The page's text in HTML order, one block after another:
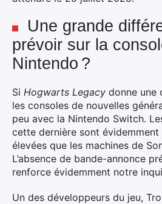
Une grande
prévoir sur la
Nintendo ?
Si Hogwarts Legacy donne une
les consoles de nouvelles
peu avec la Nintendo Switch.
cette dernière sont évidemment
élevées que les machines de
L’absence de bande-annonce
renforce évidemment notre
Un des développeurs du jeu,
Rechercher